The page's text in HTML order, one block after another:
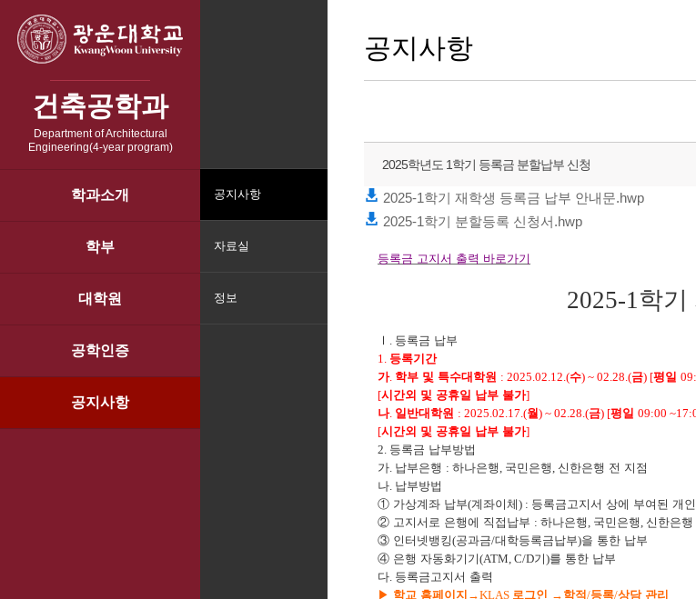
건축공학과
Department of Architectural
Engineering(4-year program)
학과소개
학부
대학원
공학인증
공지사항
공지사항
자료실
정보
공지사항
2025학년도 1학기 등록금 분할납부 신청
2025-1학기 재학생 등록금 납부 안내문.hwp
2025-1학기 분할등록 신청서.hwp
등록금 고지서 출력 바로가기
2025-1학기
Ⅰ . 등록금 납부
1. 등록기간
가. 학부 및 특수대학원 : 2025.02.12.(수) ~ 02.28.(금) [평일
[시간외 및 공휴일 납부 불가]
나. 일반대학원 : 2025.02.17.(월) ~ 02.28.(금) [평일 09:00
[시간외 및 공휴일 납부 불가]
2. 등록금 납부방법
가. 납부은행 : 하나은행, 국민은행, 신한은행 전 지점
나. 납부방법
① 가상계좌 납부(계좌이체) : 등록금고지서 상에 부여된 개
② 고지서로 은행에 직접납부 : 하나은행, 국민은행, 신한은
③ 인터넷뱅킹(공과금/대학등록금납부)을 통한 납부
④ 은행 자동화기기(ATM, C/D기)를 통한 납부
다. 등록금고지서 출력
▶ 학교 홈페이지 →KLAS 로그인 → 학적 /등록/상담 관리